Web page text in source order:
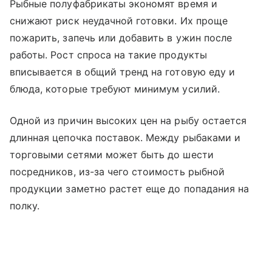
Рыбные полуфабрикаты экономят время и
снижают риск неудачной готовки. Их проще
пожарить, запечь или добавить в ужин после
работы. Рост спроса на такие продукты
вписывается в общий тренд на готовую еду и
блюда, которые требуют минимум усилий.
Одной из причин высоких цен на рыбу остается
длинная цепочка поставок. Между рыбаками и
торговыми сетями может быть до шести
посредников, из-за чего стоимость рыбной
продукции заметно растет еще до попадания на
полку.